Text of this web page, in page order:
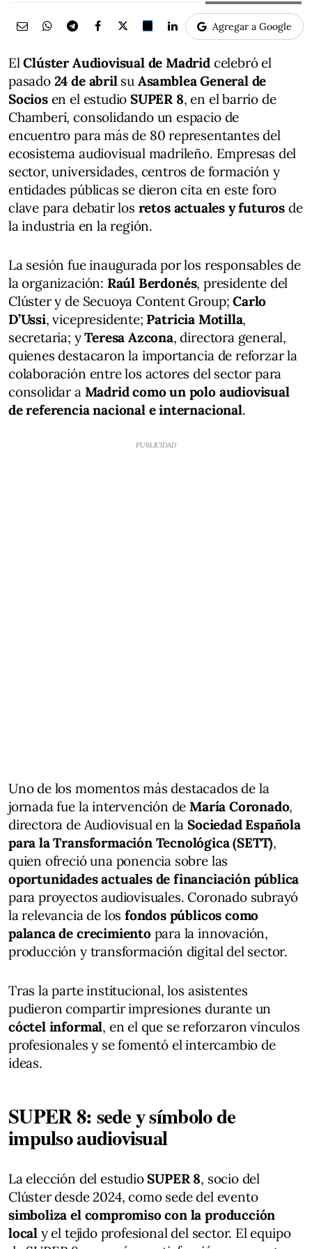
Agregar a Google
ElClúster Audiovisual de Madridcelebró el
pasado 24 de abrilsu Asamblea General de
Sociosen el estudioSUPER 8, en el barrio de
Chamberí, consolidando un espacio de
encuentro para más de 80 representantes del
ecosistema audiovisual madrileño. Empresas del
sector, universidades, centros de formación y
entidades públicas se dieron cita en este foro
clave para debatir los retos actuales y futuros de
la industria en la región.
La sesión fue inaugurada por los responsables de
la organización: Raúl Berdonés, presidente del
Clúster y de Secuoya Content Group;Carlo
D’Ussi, vicepresidente; Patricia Motilla,
secretaria; yTeresa Azcona, directora general,
quienes destacaron la importancia de reforzar la
colaboración entre los actores del sector para
consolidar a Madrid como un polo audiovisual
de referencia nacional e internacional.
Uno de los momentos más destacados de la
jornada fue la intervención deMaría Coronado,
directora de Audiovisual en laSociedad Española
para la Transformación Tecnológica (SETT),
quien ofreció una ponencia sobre las
oportunidades actuales de financiación pública
para proyectos audiovisuales. Coronado subrayó
la relevancia de losfondos públicos como
palanca de crecimientopara la innovación,
producción y transformación digital del sector.
Tras la parte institucional, los asistentes
pudieron compartir impresiones durante un
cóctel informal, en el que se reforzaron vínculos
profesionales y se fomentó el intercambio de
ideas.
SUPER 8: sede y símbolo de
impulso audiovisual
La elección del estudioSUPER 8, socio del
Clúster desde 2024, como sede del evento
simboliza el compromiso con la producción
local y el tejido profesional del sector. El equipo